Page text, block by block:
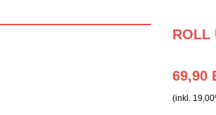
ROLL
69,90
(inkl.